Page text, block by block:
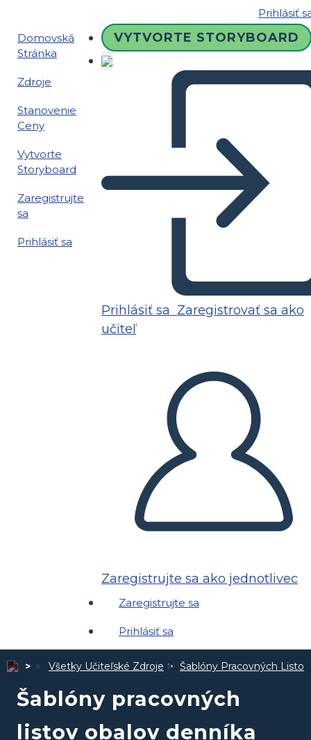
Prihlásiť
Domovská
Stránka
Zdroje
Stanovenie
Ceny
Vytvorte
Storyboard
Zaregistrujte
sa
Prihlásiť sa
VYTVORTE STORYBOARD
Prihlásiť sa Zaregistrovať sa ako
učiteľ
Zaregistrujte sa ako jednotlivec
Zaregistrujte sa
Prihlásiť sa
Všetky Učiteľské Zdroje Šablóny Pracovných Listov
Šablóny pracovných
listov obalov denníka